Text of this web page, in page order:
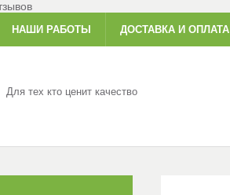
НАШИ РАБОТЫ ДОСТАВКА И ОПЛАТА
Для тех кто ценит качество